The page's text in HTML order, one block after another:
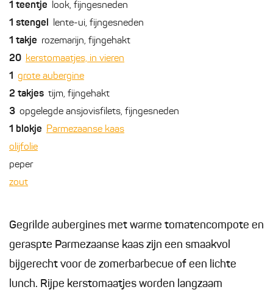
1 teentje look, fijngesneden
1 stengel lente-ui, fijngesneden
1 takje rozemarijn, fijngehakt
20 kerstomaatjes, in vieren
1 grote aubergine
2 takjes tijm, fijngehakt
3 opgelegde ansjovisfilets, fijngesneden
1 blokje Parmezaanse kaas
olijfolie
peper
zout
Gegrilde aubergines met warme tomatencompote en
geraspte Parmezaanse kaas zijn een smaakvol
bijgerecht voor de zomerbarbecue of een lichte
lunch. Rijpe kerstomaatjes worden langzaam